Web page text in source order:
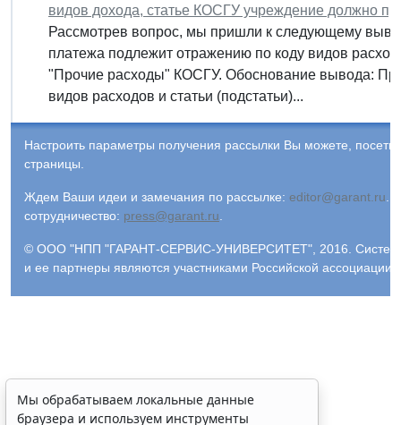
видов дохода, статье КОСГУ учреждение должно
Рассмотрев вопрос, мы пришли к следующему
платежа подлежит отражению по коду видов
"Прочие расходы" КОСГУ. Обоснование вывода:
видов расходов и статьи (подстатьи)...
Настроить параметры получения рассылки Вы можете,
страницы.
Ждем Ваши идеи и замечания по рассылке: editor@garant.ru
сотрудничество: press@garant.ru
© ООО "НПП "ГАРАНТ-СЕРВИС-УНИВЕРСИТЕТ", 2016. Система
и ее партнеры являются участниками Российской
Мы обрабатываем локальные данные
браузера и используем инструменты